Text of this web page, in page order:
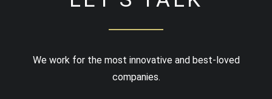
We work for the most innovative and best-loved
companies.